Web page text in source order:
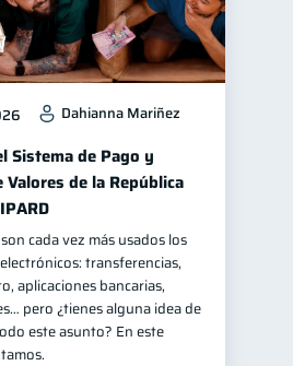
30
25
22
22
mujeres 20
13
Financiera 10
8
8
Dahianna Mariñez
Sistema de Pago y
de la República
cada vez más usados los
transferencias,
aplicaciones bancarias,
pero ¿tienes alguna idea de
este asunto? En este